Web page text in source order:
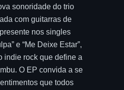
sonoridade do trio
com guitarras de
nos singles
e “Me Deixe Estar”,
indie rock que define a
O EP convida a se
que todos